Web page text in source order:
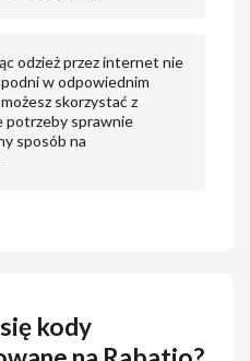
odzież przez internet nie
w odpowiednim
skorzystać z
potrzeby sprawnie
sposób na
kody